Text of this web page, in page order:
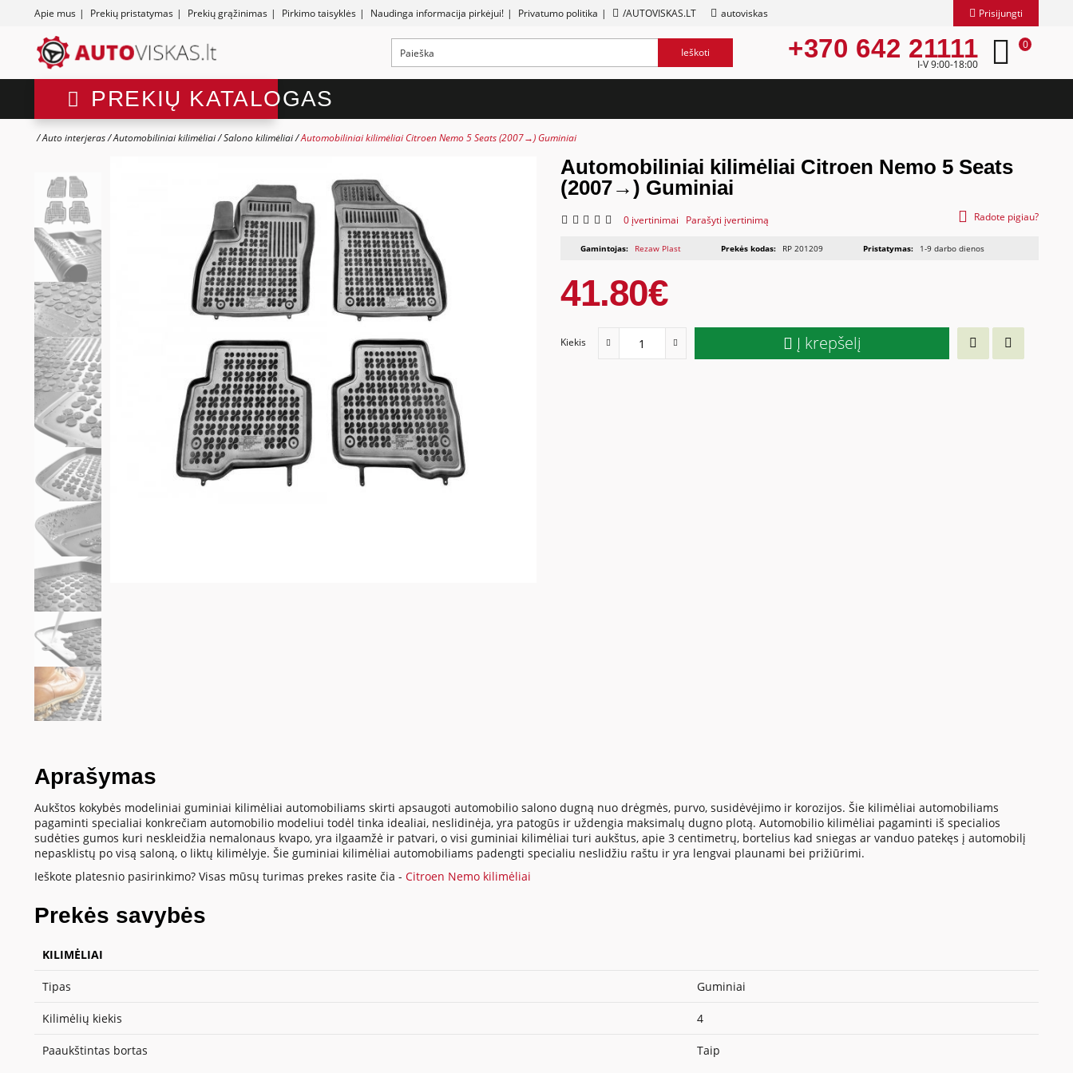
Apie mus | Prekių pristatymas | Prekių grąžinimas | Pirkimo taisyklės | Naudinga informacija pirkėjui! | Privatumo politika | /AUTOVISKAS.LT autoviskas Prisijungti
Ieškoti +370 642 21111
I-V 9:00-18:00
0
PREKIŲ KATALOGAS
Auto interjeras Automobiliniai kilimėliai Salono kilimėliai Automobiliniai kilimėliai Citroen Nemo 5 Seats (2007→) Guminiai
Automobiliniai kilimėliai Citroen Nemo 5 Seats
(2007→) Guminiai
0 įvertinimai Parašyti įvertinimą Radote pigiau?
Gamintojas: Rezaw Plast Prekės kodas: RP 201209 Pristatymas: 1-9 darbo dienos
41.80€
Kiekis Į krepšelį
Aprašymas
Aukštos kokybės modeliniai guminiai kilimėliai automobiliams skirti apsaugoti automobilio salono dugną nuo drėgmės, purvo, susidėvėjimo ir korozijos. Šie kilimėliai automobiliams
pagaminti specialiai konkrečiam automobilio modeliui todėl tinka idealiai, neslidinėja, yra patogūs ir uždengia maksimalų dugno plotą. Automobilio kilimėliai pagaminti iš specialios
sudėties gumos kuri neskleidžia nemalonaus kvapo, yra ilgaamžė ir patvari, o visi guminiai kilimėliai turi aukštus, apie 3 centimetrų, bortelius kad sniegas ar vanduo patekęs į automobilį
nepasklistų po visą saloną, o liktų kilimėlyje. Šie guminiai kilimėliai automobiliams padengti specialiu neslidžiu raštu ir yra lengvai plaunami bei prižiūrimi.
Ieškote platesnio pasirinkimo? Visas mūsų turimas prekes rasite čia - Citroen Nemo kilimėliai
Prekės savybės
KILIMĖLIAI
Tipas Guminiai
Kilimėlių kiekis 4
Paaukštintas bortas Taip